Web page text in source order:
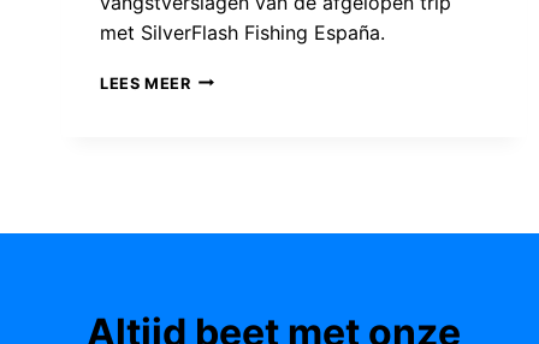
met SilverFlash Fishing España.
LEES MEERBLAUWVINTONIJN
EN
LESLEY
Altijd beet met onze